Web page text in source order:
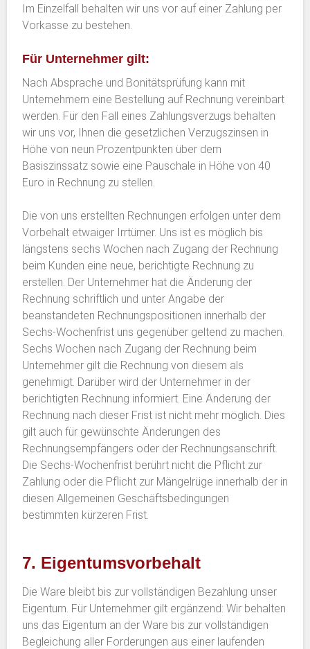
Im Einzelfall behalten wir uns vor auf einer Zahlung per
Vorkasse zu bestehen.
Für Unternehmer gilt:
Nach Absprache und Bonitätsprüfung kann mit
Unternehmern eine Bestellung auf Rechnung vereinbart
werden. Für den Fall eines Zahlungsverzugs behalten
wir uns vor, Ihnen die gesetzlichen Verzugszinsen in
Höhe von neun Prozentpunkten über dem
Basiszinssatz sowie eine Pauschale in Höhe von 40
Euro in Rechnung zu stellen.
Die von uns erstellten Rechnungen erfolgen unter dem
Vorbehalt etwaiger Irrtümer. Uns ist es möglich bis
längstens sechs Wochen nach Zugang der Rechnung
beim Kunden eine neue, berichtigte Rechnung zu
erstellen. Der Unternehmer hat die Änderung der
Rechnung schriftlich und unter Angabe der
beanstandeten Rechnungspositionen innerhalb der
Sechs-Wochenfrist uns gegenüber geltend zu machen.
Sechs Wochen nach Zugang der Rechnung beim
Unternehmer gilt die Rechnung von diesem als
genehmigt. Darüber wird der Unternehmer in der
berichtigten Rechnung informiert. Eine Änderung der
Rechnung nach dieser Frist ist nicht mehr möglich. Dies
gilt auch für gewünschte Änderungen des
Rechnungsempfängers oder der Rechnungsanschrift.
Die Sechs-Wochenfrist berührt nicht die Pflicht zur
Zahlung oder die Pflicht zur Mängelrüge innerhalb der in
diesen Allgemeinen Geschäftsbedingungen
bestimmten kürzeren Frist.
7. Eigentumsvorbehalt
Die Ware bleibt bis zur vollständigen Bezahlung unser
Eigentum. Für Unternehmer gilt ergänzend: Wir behalten
uns das Eigentum an der Ware bis zur vollständigen
Begleichung aller Forderungen aus einer laufenden